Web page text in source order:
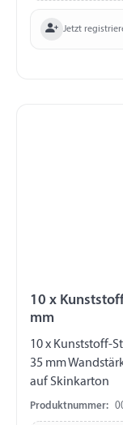
Jetzt
10 x
mm
10 x Kunststoff-Stopfen für Vierkantrohr
35 mm
auf Skinkarton
Produktnummer: